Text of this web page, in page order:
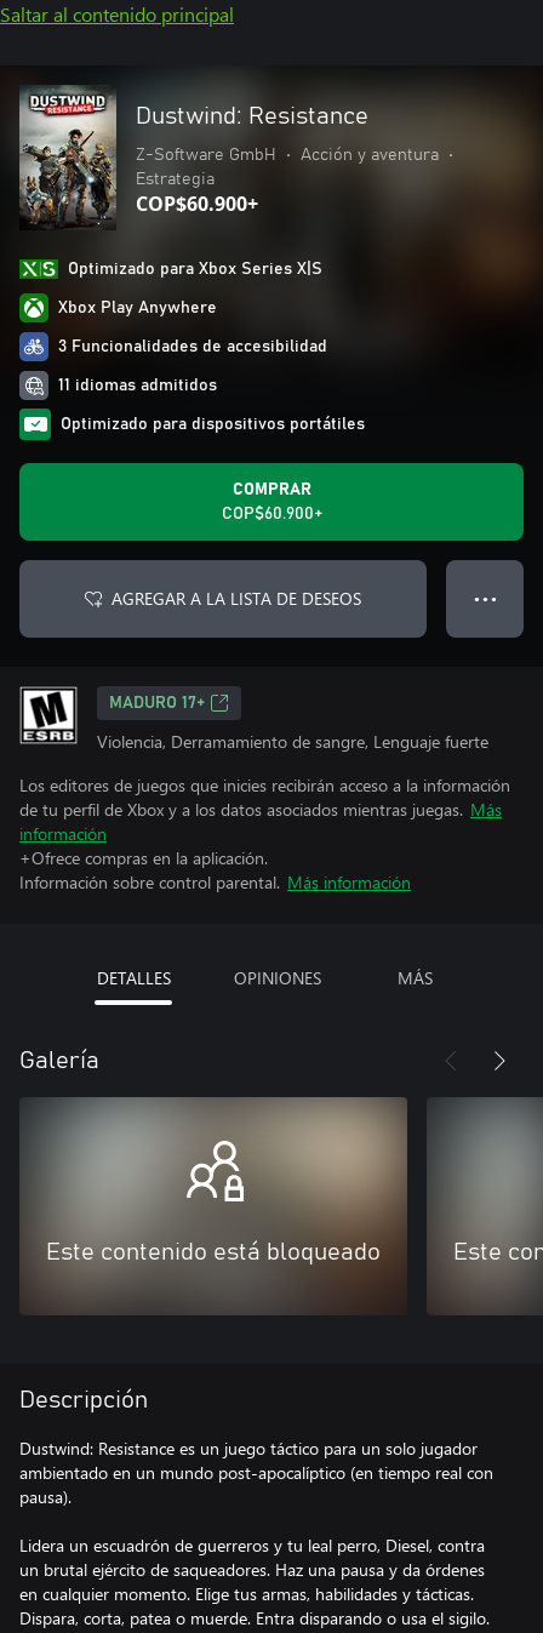
Saltar al contenido principal
Dustwind: Resistance
Z-Software GmbH • Acción y aventura
•
Estrategia
COP$60.900+
Optimizado para Xbox Series X|S
Xbox Play Anywhere
3 Funcionalidades de accesibilidad
11 idiomas admitidos
Optimizado para dispositivos portátiles
COMPRAR
COP$60.900+
AGREGAR A LA LISTA DE DESEOS ● ● ●
MADURO 17+
Violencia, Derramamiento de sangre, Lenguaje fuerte
Los editores de juegos que inicies recibirán acceso a la información
de tu perfil de Xbox y a los datos asociados mientras juegas. Más
información
+Ofrece compras en la aplicación.
Información sobre control parental. Más información
DETALLES OPINIONES MÁS
Galería
Este contenido está bloqueado Este
Descripción
Dustwind: Resistance es un juego táctico para un solo jugador
ambientado en un mundo post-apocalíptico (en tiempo real con
pausa).
Lidera un escuadrón de guerreros y tu leal perro, Diesel, contra
un brutal ejército de saqueadores. Haz una pausa y da órdenes
en cualquier momento. Elige tus armas, habilidades y tácticas.
Dispara, corta, patea o muerde. Entra disparando o usa el sigilo.